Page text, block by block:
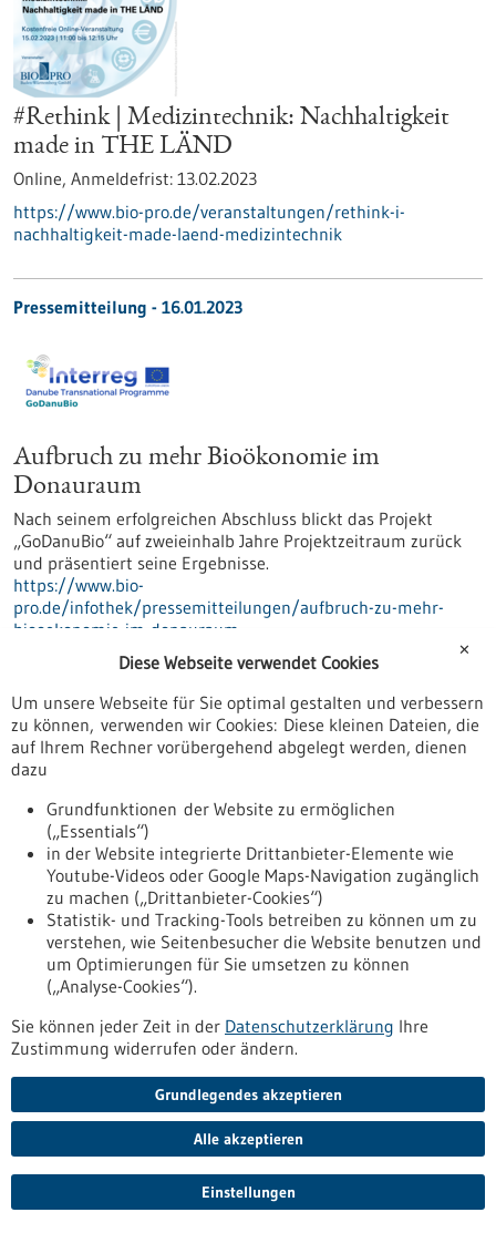
#Rethink | Medizintechnik: Nachhaltigkeit
made in THE LÄND
Online, Anmeldefrist: 13.02.2023
https://www.bio-pro.de/veranstaltungen/rethink-i-
nachhaltigkeit-made-laend-medizintechnik
Pressemitteilung - 16.01.2023
Aufbruch zu mehr Bioökonomie im
Donauraum
Nach seinem erfolgreichen Abschluss blickt das Projekt
„GoDanuBio“ auf zweieinhalb Jahre Projektzeitraum zurück
und präsentiert seine Ergebnisse.
https://www.bio-
pro.de/infothek/pressemitteilungen/aufbruch-zu-mehr-
biooekonomie-im-donauraum
1 2
Suche auf alle Portale ausweiten
Zur Datenbanksuche nach Unternehmen
Zur Datenbanksuche nach Forschungseinrichtungen
Suchbegriffe
dieses Portal
✕
Diese Webseite verwendet Cookies
Um unsere Webseite für Sie optimal gestalten und verbessern
zu können, verwenden wir Cookies: Diese kleinen Dateien, die
auf Ihrem Rechner vorübergehend abgelegt werden, dienen
dazu
Grundfunktionen der Website zu ermöglichen
(„Essentials“)
in der Website integrierte Drittanbieter-Elemente wie
Youtube-Videos oder Google Maps-Navigation zugänglich
zu machen („Drittanbieter-Cookies“)
Statistik- und Tracking-Tools betreiben zu können um zu
verstehen, wie Seitenbesucher die Website benutzen und
um Optimierungen für Sie umsetzen zu können
(„Analyse-Cookies“).
Sie können jeder Zeit in der Datenschutzerklärung Ihre
Zustimmung widerrufen oder ändern.
Grundlegendes akzeptieren
Alle akzeptieren
Einstellungen